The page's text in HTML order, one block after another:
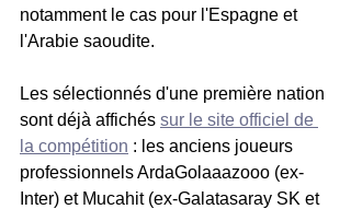
notamment le cas pour l'Espagne et
l'Arabie saoudite.
Les sélectionnés d'une première nation
sont déjà affichés sur le site officiel de
la compétition : les anciens joueurs
professionnels ArdaGolaaazooo (ex-
Inter) et Mucahit (ex-Galatasaray SK et